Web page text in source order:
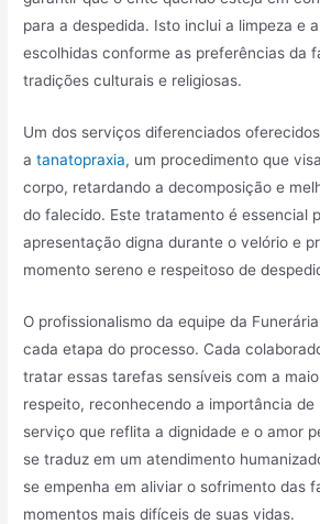
para a despedida. Isto inclui a limpeza e
escolhidas conforme as preferências da
tradições culturais e religiosas.
Um dos serviços diferenciados
atanatopraxia, um procedimento que
corpo, retardando a decomposição e
do falecido. Este tratamento é essencial
apresentação digna durante o velório e
momento sereno e respeitoso de
O profissionalismo da equipe da
cada etapa do processo. Cada
tratar essas tarefas sensíveis com a
respeito, reconhecendo a importância de
serviço que reflita a dignidade e o amor
se traduz em um atendimento
se empenha em aliviar o sofrimento das
momentos mais difíceis de suas vidas.